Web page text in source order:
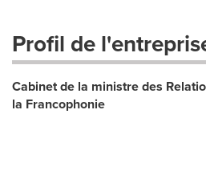
Profil de
Cabinet de la ministre des
la Francophonie